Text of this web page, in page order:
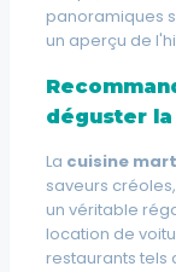
panoramiques
un aperçu de
déguster
La cuisine
saveurs
un véritable
location de
restaurants tels